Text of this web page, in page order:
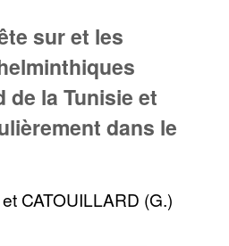
sur et les
de la Tunisie et
dans le
CATOUILLARD (G.)